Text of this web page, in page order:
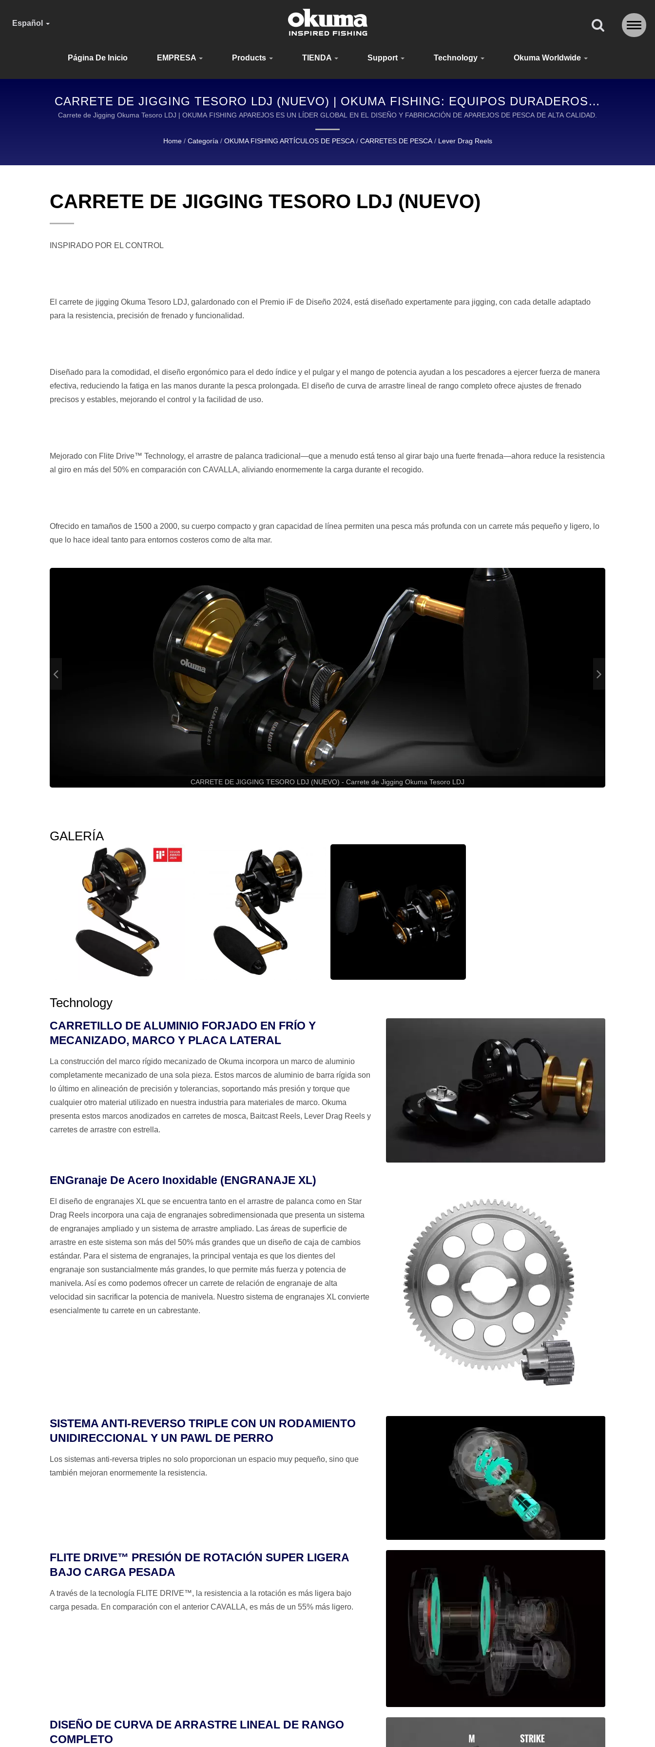
Página De Inicio EMPRESA Products TIENDA Support Technology Okuma Worldwide
Español
CARRETE DE JIGGING TESORO LDJ (NUEVO) | OKUMA FISHING: EQUIPOS DURADEROS Y
CONFIABLES PARA PESCADORES EN TODO EL MUNDO
Carrete de Jigging Okuma Tesoro LDJ | OKUMA FISHING APAREJOS ES UN LÍDER GLOBAL EN EL DISEÑO Y FABRICACIÓN DE APAREJOS DE PESCA DE ALTA CALIDAD.
Home / Categoría / OKUMA FISHING ARTÍCULOS DE PESCA / CARRETES DE PESCA / Lever Drag Reels
CARRETE DE JIGGING TESORO LDJ (NUEVO) - Carrete de Jigging Okuma Tesoro LDJ
CARRETE DE JIGGING TESORO LDJ (NUEVO)
INSPIRADO POR EL CONTROL
El carrete de jigging Okuma Tesoro LDJ, galardonado con el Premio iF de Diseño 2024, está diseñado expertamente para jigging, con cada detalle adaptado
para la resistencia, precisión de frenado y funcionalidad.
Diseñado para la comodidad, el diseño ergonómico para el dedo índice y el pulgar y el mango de potencia ayudan a los pescadores a ejercer fuerza de manera
efectiva, reduciendo la fatiga en las manos durante la pesca prolongada. El diseño de curva de arrastre lineal de rango completo ofrece ajustes de frenado
precisos y estables, mejorando el control y la facilidad de uso.
Mejorado con Flite Drive™ Technology, el arrastre de palanca tradicional—que a menudo está tenso al girar bajo una fuerte frenada—ahora reduce la resistencia
al giro en más del 50% en comparación con CAVALLA, aliviando enormemente la carga durante el recogido.
Ofrecido en tamaños de 1500 a 2000, su cuerpo compacto y gran capacidad de línea permiten una pesca más profunda con un carrete más pequeño y ligero, lo
que lo hace ideal tanto para entornos costeros como de alta mar.
GALERÍA
Technology
CARRETILLO DE ALUMINIO FORJADO EN FRÍO Y
MECANIZADO, MARCO Y PLACA LATERAL
La construcción del marco rígido mecanizado de Okuma incorpora un marco de aluminio
completamente mecanizado de una sola pieza. Estos marcos de aluminio de barra rígida son
lo último en alineación de precisión y tolerancias, soportando más presión y torque que
cualquier otro material utilizado en nuestra industria para materiales de marco. Okuma
presenta estos marcos anodizados en carretes de mosca, Baitcast Reels, Lever Drag Reels y
carretes de arrastre con estrella.
ENGranaje De Acero Inoxidable (ENGRANAJE XL)
El diseño de engranajes XL que se encuentra tanto en el arrastre de palanca como en Star
Drag Reels incorpora una caja de engranajes sobredimensionada que presenta un sistema
de engranajes ampliado y un sistema de arrastre ampliado. Las áreas de superficie de
arrastre en este sistema son más del 50% más grandes que un diseño de caja de cambios
estándar. Para el sistema de engranajes, la principal ventaja es que los dientes del
engranaje son sustancialmente más grandes, lo que permite más fuerza y potencia de
manivela. Así es como podemos ofrecer un carrete de relación de engranaje de alta
velocidad sin sacrificar la potencia de manivela. Nuestro sistema de engranajes XL convierte
esencialmente tu carrete en un cabrestante.
SISTEMA ANTI-REVERSO TRIPLE CON UN RODAMIENTO
UNIDIRECCIONAL Y UN PAWL DE PERRO
Los sistemas anti-reversa triples no solo proporcionan un espacio muy pequeño, sino que
también mejoran enormemente la resistencia.
FLITE DRIVE™ PRESIÓN DE ROTACIÓN SUPER LIGERA
BAJO CARGA PESADA
A través de la tecnología FLITE DRIVE™, la resistencia a la rotación es más ligera bajo
carga pesada. En comparación con el anterior CAVALLA, es más de un 55% más ligero.
DISEÑO DE CURVA DE ARRASTRE LINEAL DE RANGO
COMPLETO